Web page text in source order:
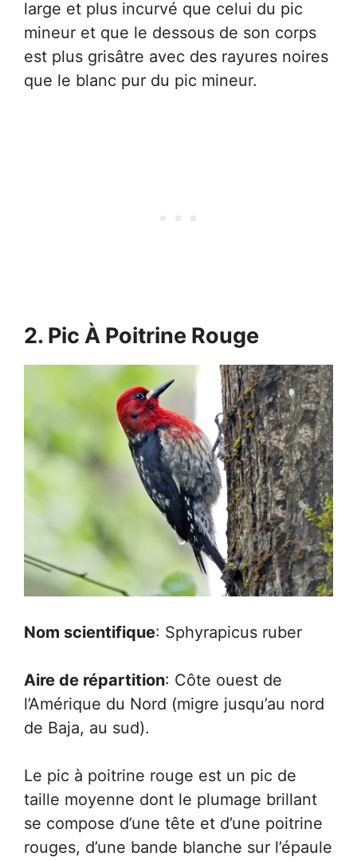
large et plus incurvé que celui du pic
mineur et que le dessous de son corps
est plus grisâtre avec des rayures noires
que le blanc pur du pic mineur.
2. Pic À Poitrine Rouge
Nom scientifique: Sphyrapicus ruber
Aire de répartition: Côte ouest de
l’Amérique du Nord (migre jusqu’au nord
de Baja, au sud).
Le pic à poitrine rouge est un pic de
taille moyenne dont le plumage brillant
se compose d’une tête et d’une poitrine
rouges, d’une bande blanche sur l’épaule